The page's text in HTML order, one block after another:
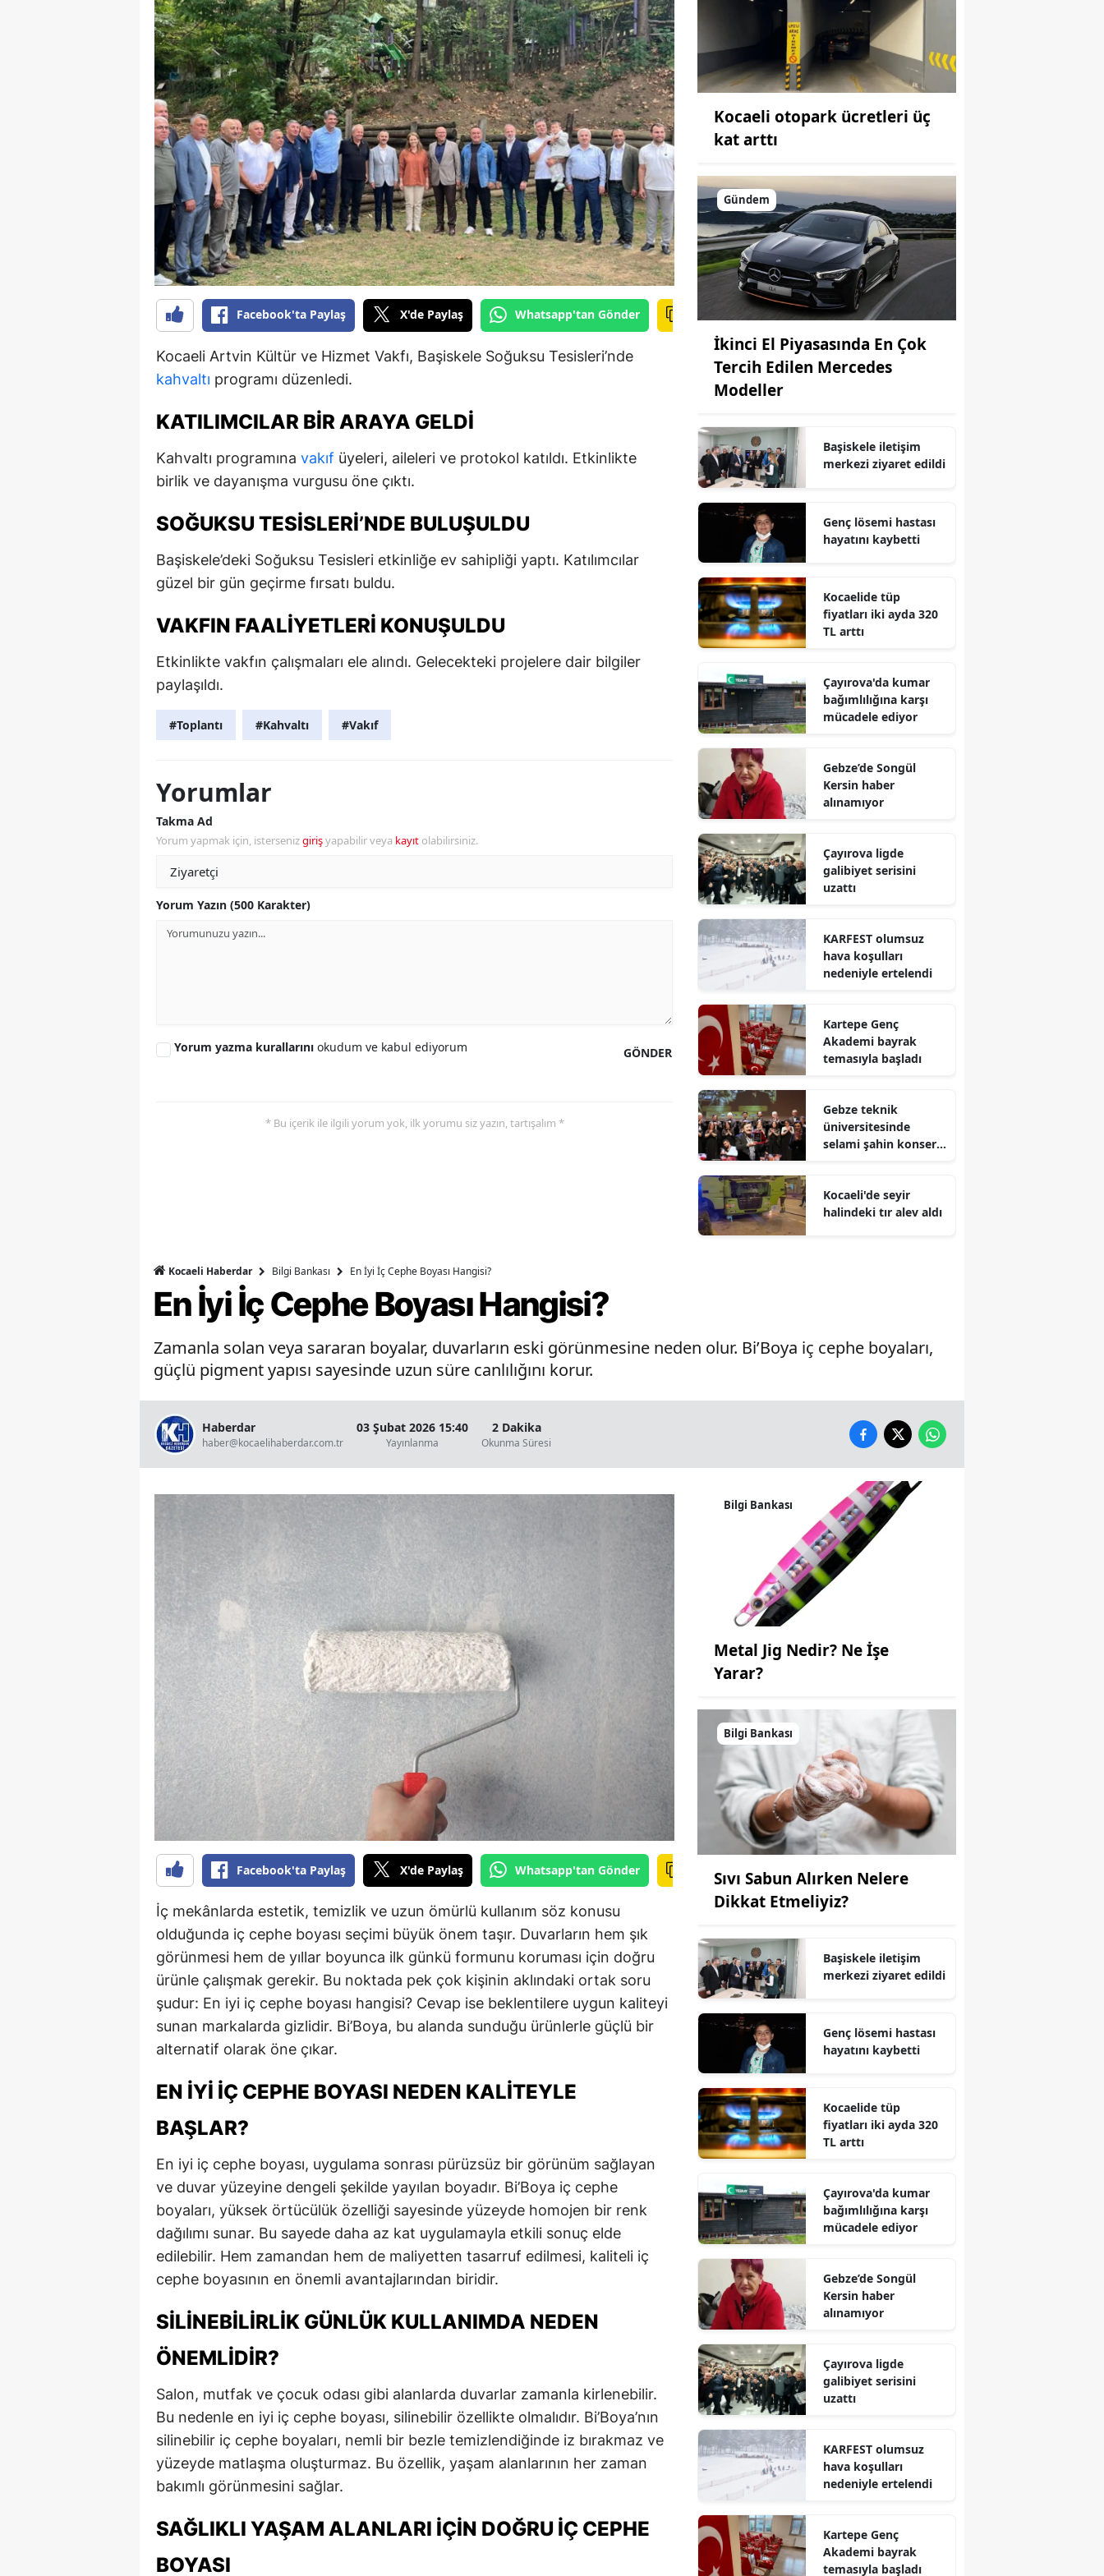
Bilecik
Bingöl
Bitlis
Bolu
Bursa
Çanakkale
Çankırı
Çorum
Denizli
Diyarbakır
Erzincan
Eskişehir
Giresun
Gümüşhane
Hatay
Isparta
İstanbul
Kars
Kastamonu
Kırklareli
Kocaeli
Konya
Malatya
Kahramanmaraş
Ordu
Sakarya
Samsun
Siirt
Sinop
Sivas
Tunceli
Şanlıurfa
Uşak
Van
Yozgat
Zonguldak
Bayburt
Kırıkkale
Şırnak
Bartın
Iğdır
Karabük
Kilis
Düzce
Facebook'ta Paylaş X'de Paylaş Whatsapp'tan Gönder
Kocaeli Artvin Kültür ve Hizmet Vakfı, Başiskele Soğuksu Tesisleri’nde
kahvaltı programı düzenledi.
KATILIMCILAR BIR ARAYA GELDI
Kahvaltı programına vakıf üyeleri, aileleri ve protokol katıldı. Etkinlikte
birlik ve dayanışma vurgusu öne çıktı.
SOĞUKSU TESISLERI’NDE BULUŞULDU
Başiskele’deki Soğuksu Tesisleri etkinliğe ev sahipliği yaptı. Katılımcılar
güzel bir gün geçirme fırsatı buldu.
VAKFIN FAALIYETLERI KONUŞULDU
Etkinlikte vakfın çalışmaları ele alındı. Gelecekteki projelere dair bilgiler
paylaşıldı.
#Toplantı #Kahvaltı #Vakıf
Yorumlar
Takma Ad
Yorum yapmak için, istersenizgirişyapabilir veya kayıt olabilirsiniz.
Yorum Yazın (500 Karakter)
GÖNDER
Yorum yazma kurallarını okudum ve kabul ediyorum
* Bu içerik ile ilgili yorum yok, ilk yorumu siz yazın, tartışalım *
Kocaeli otopark ücretleri üç
kat arttı
Gündem
İkinci El Piyasasında En Çok
Tercih Edilen Mercedes
Modeller
Başiskele iletişim
merkezi ziyaret edildi
Genç lösemi hastası
hayatını kaybetti
Kocaelide tüp
fiyatları iki ayda 320
TL arttı
Çayırova'da kumar
bağımlılığına karşı
mücadele ediyor
Gebze’de Songül
Kersin haber
alınamıyor
Çayırova ligde
galibiyet serisini
uzattı
KARFEST olumsuz
hava koşulları
nedeniyle ertelendi
Kartepe Genç
Akademi bayrak
temasıyla başladı
Gebze teknik
üniversitesinde
selami şahin konseri
Kocaeli'de seyir
halindeki tır alev aldı
Kocaeli Haberdar Bilgi Bankası En İyi İç Cephe Boyası Hangisi?
En İyi İç Cephe Boyası Hangisi?
Zamanla solan veya sararan boyalar, duvarların eski görünmesine neden olur. Bi’Boya iç cephe boyaları,
güçlü pigment yapısı sayesinde uzun süre canlılığını korur.
Haberdar
haber@kocaelihaberdar.com.tr
03 Şubat 2026 15:40
Yayınlanma
2 Dakika
Okunma Süresi
Facebook'ta Paylaş X'de Paylaş Whatsapp'tan Gönder
İç mekânlarda estetik, temizlik ve uzun ömürlü kullanım söz konusu
olduğunda iç cephe boyası seçimi büyük önem taşır. Duvarların hem şık
görünmesi hem de yıllar boyunca ilk günkü formunu koruması için doğru
ürünle çalışmak gerekir. Bu noktada pek çok kişinin aklındaki ortak soru
şudur: En iyi iç cephe boyası hangisi? Cevap ise beklentilere uygun kaliteyi
sunan markalarda gizlidir. Bi’Boya, bu alanda sunduğu ürünlerle güçlü bir
alternatif olarak öne çıkar.
EN İYI İÇ CEPHE BOYASI NEDEN KALITEYLE
BAŞLAR?
En iyi iç cephe boyası, uygulama sonrası pürüzsüz bir görünüm sağlayan
ve duvar yüzeyine dengeli şekilde yayılan boyadır. Bi’Boya iç cephe
boyaları, yüksek örtücülük özelliği sayesinde yüzeyde homojen bir renk
dağılımı sunar. Bu sayede daha az kat uygulamayla etkili sonuç elde
edilebilir. Hem zamandan hem de maliyetten tasarruf edilmesi, kaliteli iç
cephe boyasının en önemli avantajlarından biridir.
SILINEBILIRLIK GÜNLÜK KULLANIMDA NEDEN
ÖNEMLIDIR?
Salon, mutfak ve çocuk odası gibi alanlarda duvarlar zamanla kirlenebilir.
Bu nedenle en iyi iç cephe boyası, silinebilir özellikte olmalıdır. Bi’Boya’nın
silinebilir iç cephe boyaları, nemli bir bezle temizlendiğinde iz bırakmaz ve
yüzeyde matlaşma oluşturmaz. Bu özellik, yaşam alanlarının her zaman
bakımlı görünmesini sağlar.
SAĞLIKLI YAŞAM ALANLARI İÇIN DOĞRU İÇ CEPHE
BOYASI
Bilgi Bankası
Metal Jig Nedir? Ne İşe
Yarar?
Bilgi Bankası
Sıvı Sabun Alırken Nelere
Dikkat Etmeliyiz?
Başiskele iletişim
merkezi ziyaret edildi
Genç lösemi hastası
hayatını kaybetti
Kocaelide tüp
fiyatları iki ayda 320
TL arttı
Çayırova'da kumar
bağımlılığına karşı
mücadele ediyor
Gebze’de Songül
Kersin haber
alınamıyor
Çayırova ligde
galibiyet serisini
uzattı
KARFEST olumsuz
hava koşulları
nedeniyle ertelendi
Kartepe Genç
Akademi bayrak
temasıyla başladı